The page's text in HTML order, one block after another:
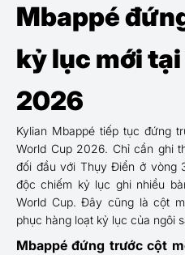
Mbappé
kỷ lục mới
2026
Kylian Mbappé tiếp tục đứng
World Cup 2026. Chỉ cần ghi
đối đầu với Thụy Điển ở vòng
độc chiếm kỷ lục ghi nhiều
World Cup. Đây cũng là cột
phục hàng loạt kỷ lục của ngôi
Mbappé đứng trước cột